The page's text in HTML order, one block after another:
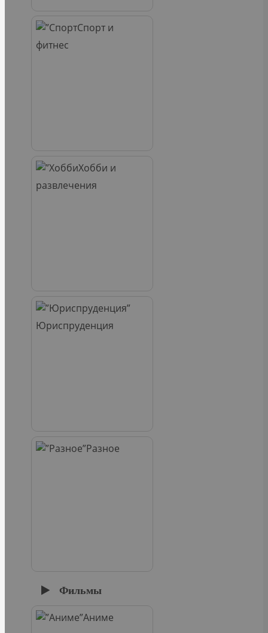
Спорт и
фитнес
Хобби и
развлечения
Юриспруденция
Разное
Фильмы
Аниме